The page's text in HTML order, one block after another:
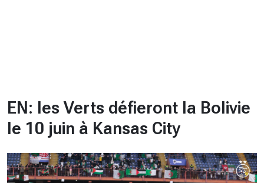
EN: les Verts défieront la Bolivie
le 10 juin à Kansas City